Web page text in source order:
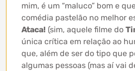
mim, é um “maluco” bom e
comédia pastelão no melhor
Ataca! (sim, aquele filme do
única crítica em relação ao
que, além de ser do tipo que
algumas pessoas (mas aí vai